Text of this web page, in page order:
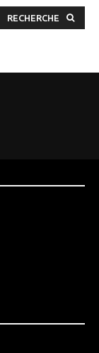
RECHERCHE